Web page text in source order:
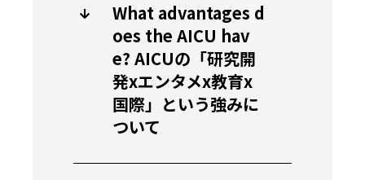
What advantages d
oes the AICU hav
e? AICUの「研究開
発xエンタメx教育x
国際」という強みに
ついて